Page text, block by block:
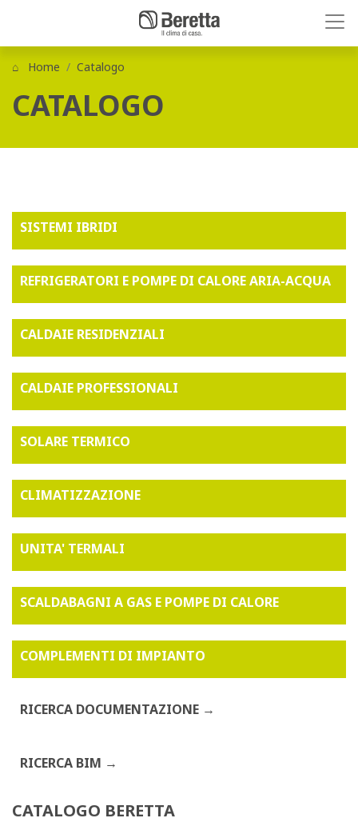
Home Catalogo
CATALOGO
SISTEMI IBRIDI
REFRIGERATORI E POMPE DI CALORE ARIA-ACQUA
CALDAIE RESIDENZIALI
CALDAIE PROFESSIONALI
SOLARE TERMICO
CLIMATIZZAZIONE
UNITA' TERMALI
SCALDABAGNI A GAS E POMPE DI CALORE
COMPLEMENTI DI IMPIANTO
RICERCA DOCUMENTAZIONE
RICERCA BIM
CATALOGO BERETTA